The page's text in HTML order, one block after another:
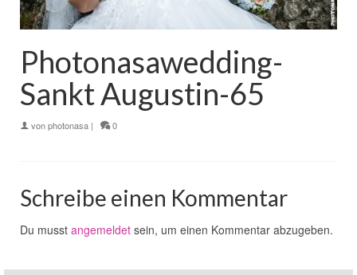
Photonasawedding-
Sankt Augustin-65
vonphotonasa | 0
Schreibe einen Kommentar
Du musst angemeldet sein, um einen Kommentar abzugeben.